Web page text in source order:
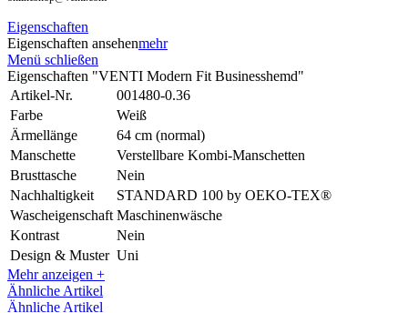
Eigenschaften
Eigenschaften ansehenmehr
Menü schließen
Eigenschaften "VENTI Modern Fit Businesshemd"
Artikel-Nr.
001480-0.36
Farbe
Weiß
Ärmellänge
64 cm (normal)
Manschette
Verstellbare Kombi-Manschetten
Brusttasche
Nein
Nachhaltigkeit
STANDARD 100 by OEKO-TEX®
Wascheigenschaft Maschinenwäsche
Kontrast
Nein
Design & Muster Uni
Mehr anzeigen +
Ähnliche Artikel
Ähnliche Artikel